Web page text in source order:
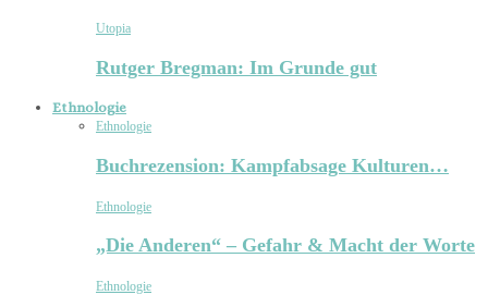
Utopia
Rutger Bregman: Im Grunde gut
Ethnologie
Ethnologie
Buchrezension: Kampfabsage Kulturen…
Ethnologie
„Die Anderen“ – Gefahr & Macht der Worte
Ethnologie